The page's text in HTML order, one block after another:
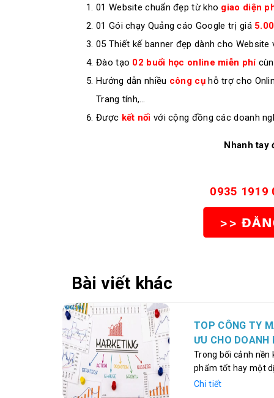
01 Website chuẩn đẹp từ kho giao diện
01 Gói chạy Quảng cáo Google trị giá
05 Thiết kế banner đẹp dành cho Website
Đào tạo 02 buổi học online miễn phí
Hướng dẫn nhiều công cụhỗ trợ cho
Trang tính,…
Được kết nối với cộng đồng các doanh
Nhanh tay
0935 1919
Bài viết khác
TOP CÔNG TY
ƯU CHO DOANH
Trong bối cảnh nền
phẩm tốt hay một
cho sự thành công
Chi tiết